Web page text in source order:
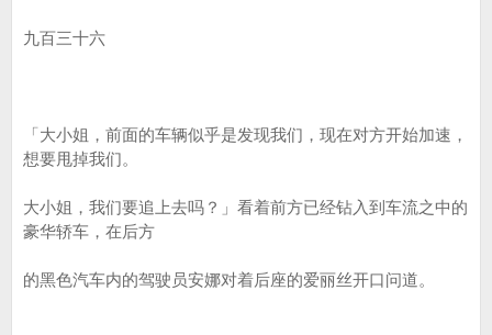
九百三十六
「大小姐，前面的车辆似乎是发现我们，现在对方开始加速，
想要甩掉我们。
大小姐，我们要追上去吗？」看着前方已经钻入到车流之中的
豪华轿车，在后方
的黑色汽车内的驾驶员安娜对着后座的爱丽丝开口问道。